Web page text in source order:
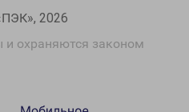
2026
охраняются законом